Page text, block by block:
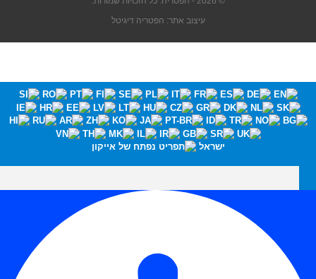
עיצוב אתר: הפטריה דיגיטל
ישראל